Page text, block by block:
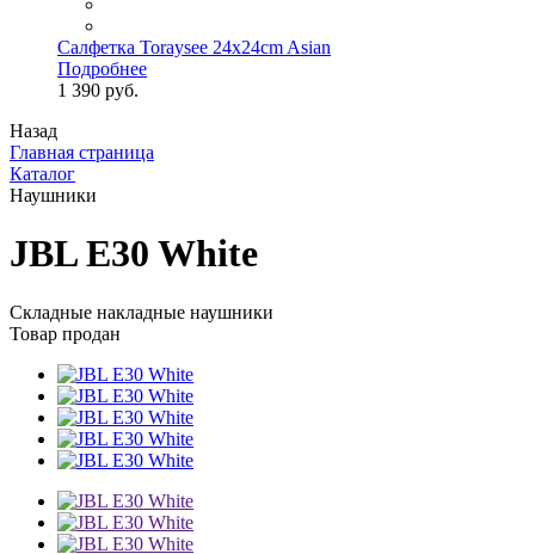
Салфетка Toraysee 24x24cm Asian
Подробнее
1 390 руб.
Назад
Главная страница
Каталог
Наушники
JBL E30 White
Складные накладные наушники
Товар продан